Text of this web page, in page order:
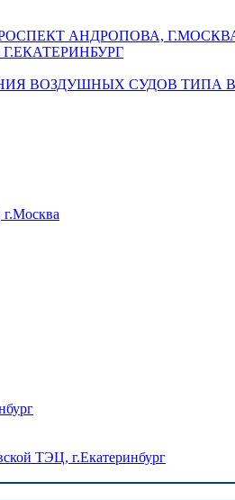
АНДРОПОВА,
ВОЗДУШНЫХ СУДОВ ТИПА В-
ТЭЦ, г.Екатеринбург